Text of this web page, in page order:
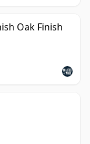
Oak Finish